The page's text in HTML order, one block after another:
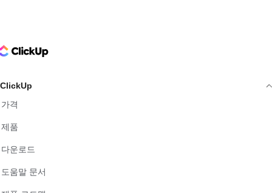
Logo
ClickUp
가격
제품
다운로드
도움말 문서